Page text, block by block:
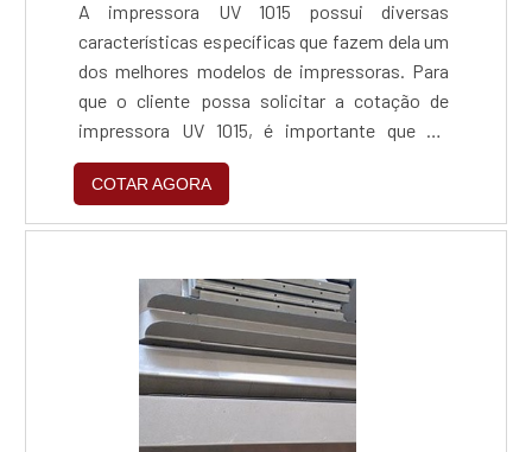
A impressora UV 1015 possui diversas
características específicas que fazem dela um
dos melhores modelos de impressoras. Para
que o cliente possa solicitar a cotação de
impressora UV 1015, é importante que ele
conheça algumas destas características, são
elas: Seu alto desempenho e qualidade;
Proporciona cores vivas a impressão; Possui
impressão; Alta resolução; Alta durabilidade;
Gotas de variável função com impressão em 6
cores; Sistema de circulação.
COTAR AGORA